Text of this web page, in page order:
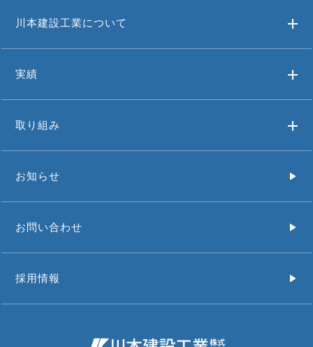
川本建設工業について
実績
取り組み
お知らせ
お問い合わせ
採用情報